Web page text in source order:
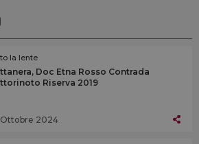
la lente
Doc Etna Rosso Contrada
Riserva 2019
Ottobre 2024